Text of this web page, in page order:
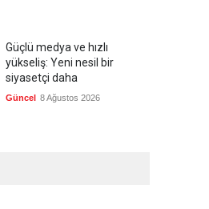
Güçlü medya ve hızlı
yükseliş: Yeni nesil bir
siyasetçi daha
Güncel 8 Ağustos 2026